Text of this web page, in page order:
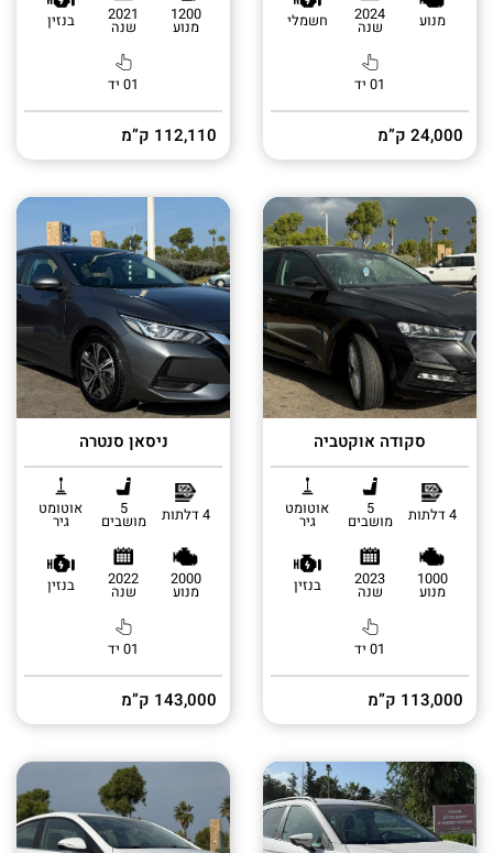
מנוע 2024
שנה חשמלי
01 יד
24,000 ק”מ
1200
מנוע
2021
שנה בנזין
01 יד
112,110 ק”מ
סקודה אוקטביה
4 דלתות 5
מושבים
אוטומט
גיר
1000
מנוע
2023
שנה בנזין
01 יד
113,000 ק”מ
ניסאן סנטרה
4 דלתות 5
מושבים
אוטומט
גיר
2000
מנוע
2022
שנה בנזין
01 יד
143,000 ק”מ